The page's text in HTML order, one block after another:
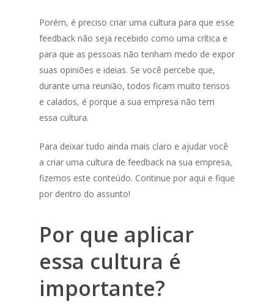
Porém, é preciso criar uma cultura para que esse
feedback não seja recebido como uma crítica e
para que as pessoas não tenham medo de expor
suas opiniões e ideias. Se você percebe que,
durante uma reunião, todos ficam muito tensos
e calados, é porque a sua empresa não tem
essa cultura.
Para deixar tudo ainda mais claro e ajudar você
a criar uma cultura de feedback na sua empresa,
fizemos este conteúdo. Continue por aqui e fique
por dentro do assunto!
Por que aplicar
essa cultura é
importante?